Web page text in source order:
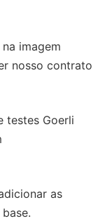
imagem
nosso contrato
testes Goerli
as